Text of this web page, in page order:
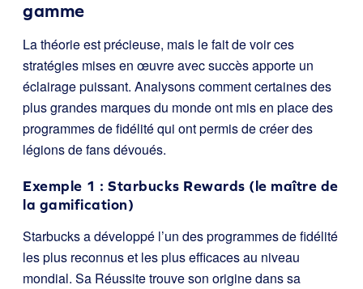
gamme
La théorie est précieuse, mais le fait de voir ces
stratégies mises en œuvre avec succès apporte un
éclairage puissant. Analysons comment certaines des
plus grandes marques du monde ont mis en place des
programmes de fidélité qui ont permis de créer des
légions de fans dévoués.
Exemple 1 : Starbucks Rewards (le maître de
la gamification)
Starbucks a développé l’un des programmes de fidélité
les plus reconnus et les plus efficaces au niveau
mondial. Sa Réussite trouve son origine dans sa